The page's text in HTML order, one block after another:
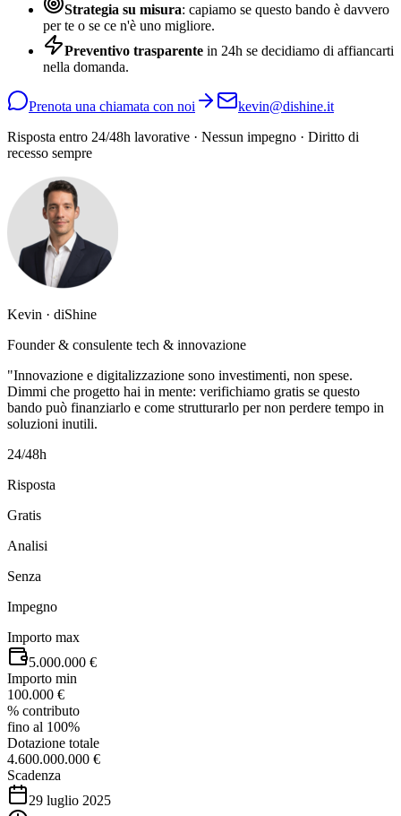
Strategia su misura: capiamo se questo bando è davvero
per te o se ce n'è uno migliore.
Preventivo trasparente in 24h se decidiamo di affiancarti
nella domanda.
Prenota una chiamata con noi
kevin@dishine.it
Risposta entro 24/48h lavorative · Nessun impegno · Diritto di
recesso sempre
Kevin · diShine
Founder & consulente tech & innovazione
"Innovazione e digitalizzazione sono investimenti, non spese.
Dimmi che progetto hai in mente: verifichiamo gratis se questo
bando può finanziarlo e come strutturarlo per non perdere tempo in
soluzioni inutili.
24/48h
Risposta
Gratis
Analisi
Senza
Impegno
Importo max
5.000.000 €
Importo min
100.000 €
% contributo
fino al 100%
Dotazione totale
4.600.000.000 €
Scadenza
29 luglio 2025